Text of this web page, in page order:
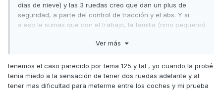
días de nieve) y las 3 ruedas creo que dan un plus de
seguridad, a parte del control de tracción y el abs. Y si
a eso le sumas que con el trabajo, la familia (niño pequeño)
mp3 en lugar de sacarme el A2
momento de mi vida no lo veo y como tengo la opción de
las tres ruedas pues adelante.
Ver más
tenemos el caso parecido por tema 125 y tal , yo cuando la probé
tenia miedo a la sensación de tener dos ruedas adelante y al
tener mas dificultad para meterme entre los coches y mi prueba